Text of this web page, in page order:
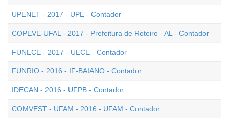
UPENET - 2017 - UPE - Contador
COPEVE-UFAL - 2017 - Prefeitura de Roteiro - AL - Contador
FUNECE - 2017 - UECE - Contador
FUNRIO - 2016 - IF-BAIANO - Contador
IDECAN - 2016 - UFPB - Contador
COMVEST - UFAM - 2016 - UFAM - Contador